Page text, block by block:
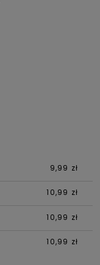
9,99 zł
10,99 zł
10,99 zł
10,99 zł